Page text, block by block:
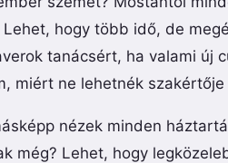
hogy több idő, de
tanácsért, ha valami új
miért ne lehetnék szakértője
nézek minden
még? Lehet, hogy